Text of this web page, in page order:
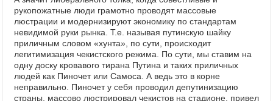
рукопожатные люди грамотно проводят массовые
люстрации и модернизируют экономику по стандартам
невидимой руки рынка. Т.е. называя путинскую шайку
приличным словом «хунта», по сути, происходит
легитимизация чекистского режима. По сути, мы ставим на
одну доску кровавого тирана Путина и таких приличных
людей как Пиночет или Самоса. А ведь это в корне
неправильно. Пиночет у себя проводил депутинизацию
страны, массово люстрировал чекистов на стадионе, привел